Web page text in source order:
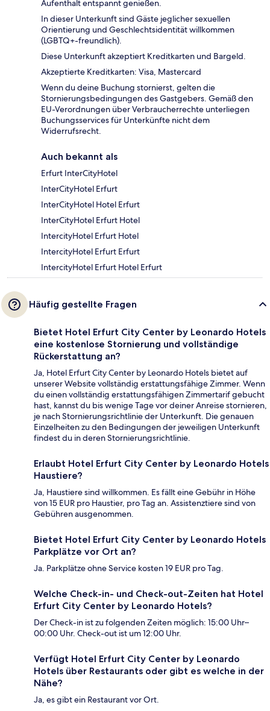
Aufenthalt entspannt genießen.
In dieser Unterkunft sind Gäste jeglicher sexuellen
Orientierung und Geschlechtsidentität willkommen
(LGBTQ+-freundlich).
Diese Unterkunft akzeptiert Kreditkarten und Bargeld.
Akzeptierte Kreditkarten: Visa, Mastercard
Wenn du deine Buchung stornierst, gelten die
Stornierungsbedingungen des Gastgebers. Gemäß den
EU-Verordnungen über Verbraucherrechte unterliegen
Buchungsservices für Unterkünfte nicht dem
Widerrufsrecht.
Auch bekannt als
Erfurt InterCityHotel
InterCityHotel Erfurt
InterCityHotel Hotel Erfurt
InterCityHotel Erfurt Hotel
IntercityHotel Erfurt Hotel
IntercityHotel Erfurt Erfurt
IntercityHotel Erfurt Hotel Erfurt
Häufig gestellte Fragen
Bietet Hotel Erfurt City Center by Leonardo Hotels
eine kostenlose Stornierung und vollständige
Rückerstattung an?
Ja, Hotel Erfurt City Center by Leonardo Hotels bietet auf
unserer Website vollständig erstattungsfähige Zimmer. Wenn
du einen vollständig erstattungsfähigen Zimmertarif gebucht
hast, kannst du bis wenige Tage vor deiner Anreise stornieren,
je nach Stornierungsrichtlinie der Unterkunft. Die genauen
Einzelheiten zu den Bedingungen der jeweiligen Unterkunft
findest du in deren Stornierungsrichtlinie.
Erlaubt Hotel Erfurt City Center by Leonardo Hotels
Haustiere?
Ja, Haustiere sind willkommen. Es fällt eine Gebühr in Höhe
von 15 EUR pro Haustier, pro Tag an. Assistenztiere sind von
Gebühren ausgenommen.
Bietet Hotel Erfurt City Center by Leonardo Hotels
Parkplätze vor Ort an?
Ja. Parkplätze ohne Service kosten 19 EUR pro Tag.
Welche Check-in- und Check-out-Zeiten hat Hotel
Erfurt City Center by Leonardo Hotels?
Der Check-in ist zu folgenden Zeiten möglich: 15:00 Uhr–
00:00 Uhr. Check-out ist um 12:00 Uhr.
Verfügt Hotel Erfurt City Center by Leonardo
Hotels über Restaurants oder gibt es welche in der
Nähe?
Ja, es gibt ein Restaurant vor Ort.